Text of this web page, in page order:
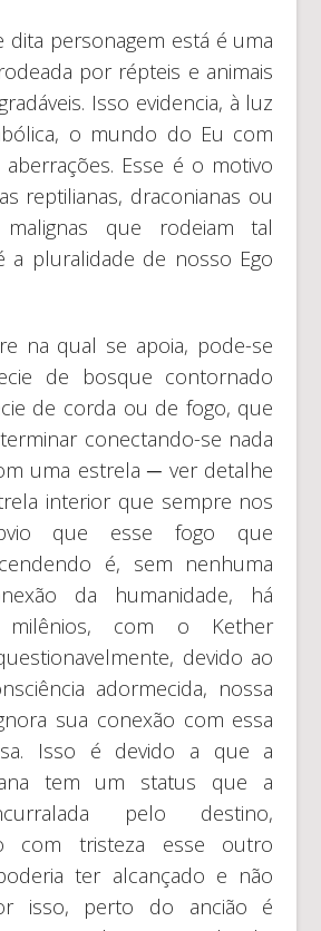
dita personagem está é uma
por répteis e animais
Isso evidencia, à luz
o mundo do Eu com
Esse é o motivo
reptilianas, draconianas ou
malignas que rodeiam tal
a pluralidade de nosso Ego
na qual se apoia, pode-se
de bosque contornado
de corda ou de fogo, que
conectando-se nada
uma estrela ─ ver detalhe
interior que sempre nos
que esse fogo que
é, sem nenhuma
da humanidade, há
com o Kether
devido ao
adormecida, nossa
sua conexão com essa
Isso é devido a que a
tem um status que a
pelo destino,
com tristeza esse outro
ter alcançado e não
isso, perto do ancião é